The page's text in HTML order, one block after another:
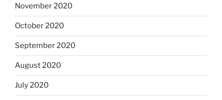
November 2020
October 2020
September 2020
August 2020
July 2020